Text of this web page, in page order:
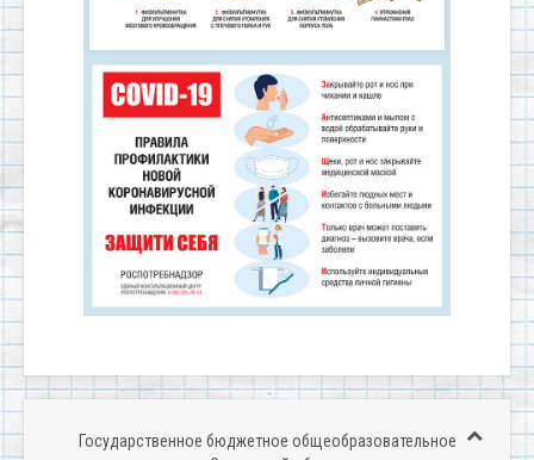
Государственное бюджетное общеобразовательное